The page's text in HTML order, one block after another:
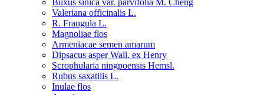
Buxus sinica var. parvifolia M. Cheng
Valeriana officinalis L.
R. Frangula L.
Magnoliae flos
Armeniacae semen amarum
Dipsacus asper Wall. ex Henry
Scrophularia ningpoensis Hemsl.
Rubus saxatilis L.
Inulae flos